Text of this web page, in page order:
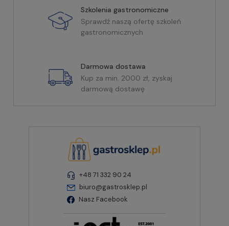
Szkolenia gastronomiczne
Sprawdź naszą ofertę szkoleń
gastronomicznych
Darmowa dostawa
Kup za min. 2000 zł, zyskaj
darmową dostawę
+48 71 332 90 24
biuro@gastrosklep.pl
Nasz Facebook